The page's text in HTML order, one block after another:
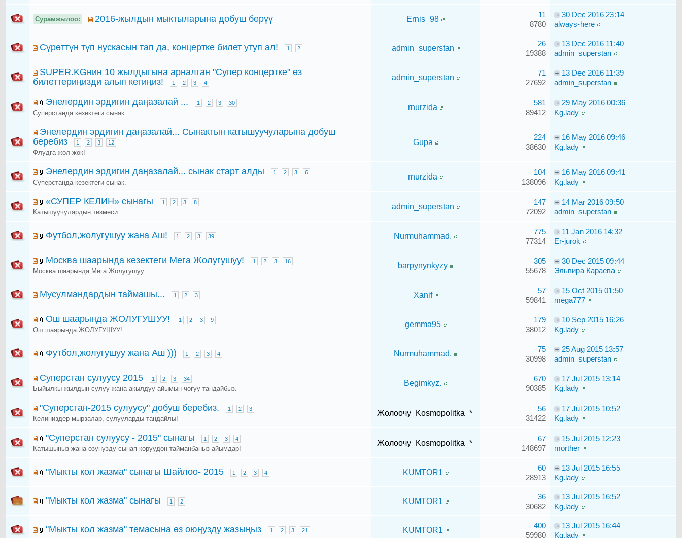
Сурамжылоо: 2016-жылдын мыктыларына добуш берүү Ernis_98
11
8780
30 Dec 2016 23:14
always-here
Сүрөттүн түп нускасын тап да, концертке билет утуп ал! 1 2 admin_superstan
26
19388
13 Dec 2016 11:40
admin_superstan
SUPER.KGнин 10 жылдыгына арналган "Супер концертке" өз
билеттериӊизди алып кетиӊиз!
1 2 3 4
admin_superstan
71
27692
13 Dec 2016 11:39
admin_superstan
Энелердин эрдигин даңазалай ... 1 2 3 30
Суперстанда кезектеги сынак.
rnurzida
581
89412
29 May 2016 00:36
Kg.lady
Энелердин эрдигин даңазалай... Сынактын катышуучуларына добуш
беребиз
1 2 3 12
Флудга жол жок!
Gupa
224
38630
16 May 2016 09:46
Kg.lady
Энелердин эрдигин даңазалай... сынак старт алды 1 2 3 6
Суперстанда кезектеги сынак.
rnurzida
104
138096
16 May 2016 09:41
Kg.lady
«СУПЕР КЕЛИН» сынагы 1 2 3 8
Катышуучулардын тизмеси
admin_superstan
147
72092
14 Mar 2016 09:50
admin_superstan
Футбол,жолугушуу жана Аш! 1 2 3 39 Nurmuhammad.
775
77314
11 Jan 2016 14:32
Er-jurok
Москва шаарында кезектеги Мега Жолугушуу! 1 2 3 16
Москва шаарында Мега Жолугушуу
barpynynkyzy
305
55678
30 Dec 2015 09:44
Эльвира Караева
Мусулмандардын таймашы... 1 2 3 Xanif
57
59841
15 Oct 2015 01:50
mega777
Ош шаарында ЖОЛУГУШУУ! 1 2 3 9
Ош шаарында ЖОЛУГУШУУ!
gemma95
179
38012
10 Sep 2015 16:26
Kg.lady
Футбол,жолугушуу жана Аш ))) 1 2 3 4 Nurmuhammad.
75
30998
25 Aug 2015 13:57
admin_superstan
Суперстан сулуусу 2015 1 2 3 34
Быйылкы жылдын сулуу жана акылдуу айымын чогуу тандайбыз.
Begimkyz.
670
90385
17 Jul 2015 13:14
Kg.lady
"Суперстан-2015 сулуусу" добуш беребиз. 1 2 3
Келиниздер мырзалар, сулууларды тандайлы!
Жолоочу_Kosmopolitka_*
56
31422
17 Jul 2015 10:52
Kg.lady
"Суперстан сулуусу - 2015" сынагы 1 2 3 4
Катышыныз жана озунузду сынап коруудон тайманбаныз айымдар!
Жолоочу_Kosmopolitka_*
67
148697
15 Jul 2015 12:23
morther
"Мыкты кол жазма" сынагы Шайлоо- 2015 1 2 3 4 KUMTOR1
60
28913
13 Jul 2015 16:55
Kg.lady
"Мыкты кол жазма" сынагы 1 2 KUMTOR1
36
30682
13 Jul 2015 16:52
Kg.lady
"Мыкты кол жазма" темасына өз оюңузду жазыңыз 1 2 3 21 KUMTOR1
400
59980
13 Jul 2015 16:44
Kg.lady